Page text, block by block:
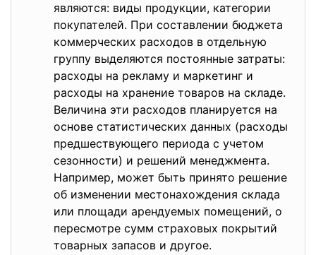
являются: виды продукции, категории
покупателей. При составлении бюджета
коммерческих расходов в отдельную
группу выделяются постоянные затраты:
расходы на рекламу и маркетинг и
расходы на хранение товаров на складе.
Величина эти расходов планируется на
основе статистических данных (расходы
предшествующего периода с учетом
сезонности) и решений менеджмента.
Например, может быть принято решение
об изменении местонахождения склада
или площади арендуемых помещений, о
пересмотре сумм страховых покрытий
товарных запасов и другое.